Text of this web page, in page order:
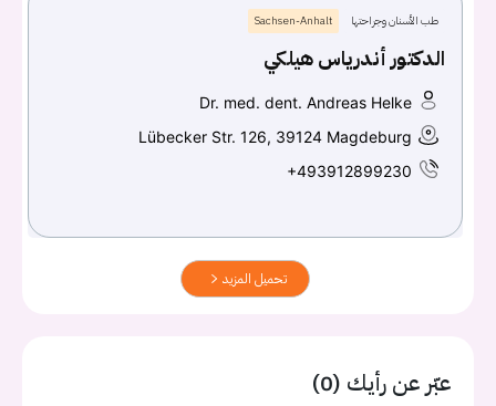
طب الأسنان وجراحتها Sachsen-Anhalt
الدكتور أندرياس هيلكي
Dr. med. dent. Andreas Helke
Lübecker Str. 126, 39124 Magdeburg
+493912899230
تحميل المزيد
عبّر عن رأيك (0)